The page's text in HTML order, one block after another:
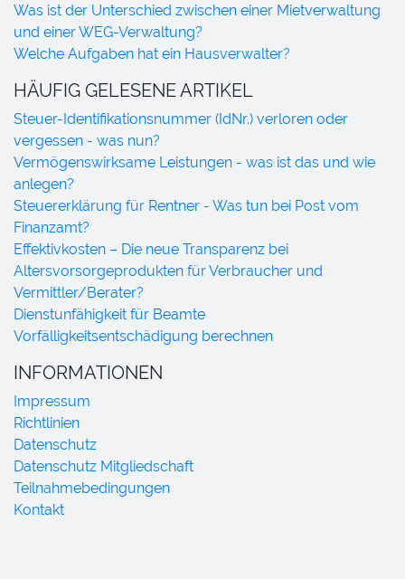
Was ist der Unterschied zwischen einer Mietverwaltung
und einer WEG-Verwaltung?
Welche Aufgaben hat ein Hausverwalter?
HÄUFIG GELESENE ARTIKEL
Steuer-Identifikationsnummer (IdNr.) verloren oder
vergessen - was nun?
Vermögenswirksame Leistungen - was ist das und wie
anlegen?
Steuererklärung für Rentner - Was tun bei Post vom
Finanzamt?
Effektivkosten – Die neue Transparenz bei
Altersvorsorgeprodukten für Verbraucher und
Vermittler/Berater?
Dienstunfähigkeit für Beamte
Vorfälligkeitsentschädigung berechnen
INFORMATIONEN
Impressum
Richtlinien
Datenschutz
Datenschutz Mitgliedschaft
Teilnahmebedingungen
Kontakt